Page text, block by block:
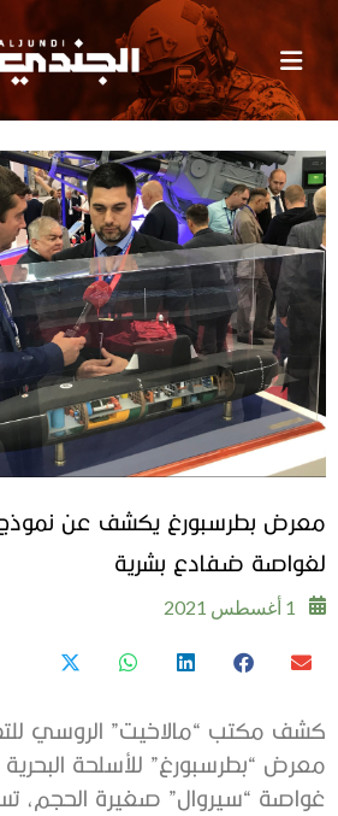
معرض بطرسبورغ يكشف عن نموذج
لغواصة ضفادع بشرية
1 أغسطس 2021
كشف مكتب “مالاخيت” الروسي
معرض “بطرسبورغ” للأسلحة
غواصة “سيروال” صغيرة الحجم،